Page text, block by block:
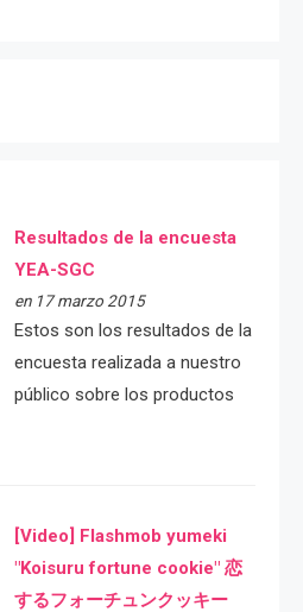
Resultados de la encuesta
YEA-SGC
en 17 marzo 2015
Estos son los resultados de la
encuesta realizada a nuestro
público sobre los productos
[Video] Flashmob yumeki
"Koisuru fortune cookie" 恋
するフォーチュンクッキー